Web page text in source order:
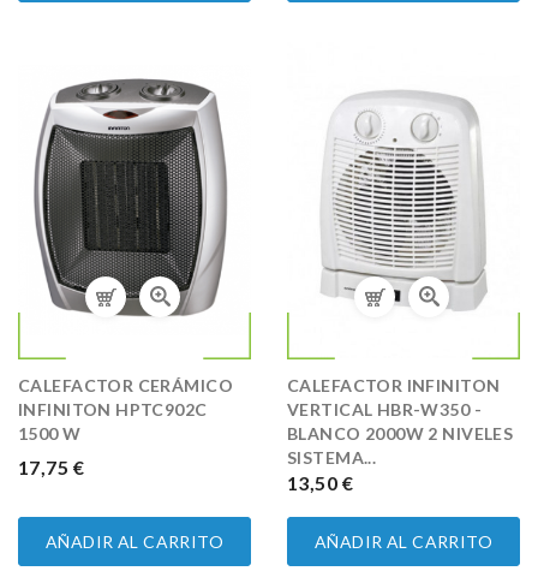
CALEFACTOR CERÁMICO
INFINITON HPTC902C
1500 W
PRECIO
17,75 €
AÑADIR AL CARRITO
CALEFACTOR INFINITON
VERTICAL HBR-W350 -
BLANCO 2000W 2 NIVELES
SISTEMA...
PRECIO
13,50 €
AÑADIR AL CARRITO